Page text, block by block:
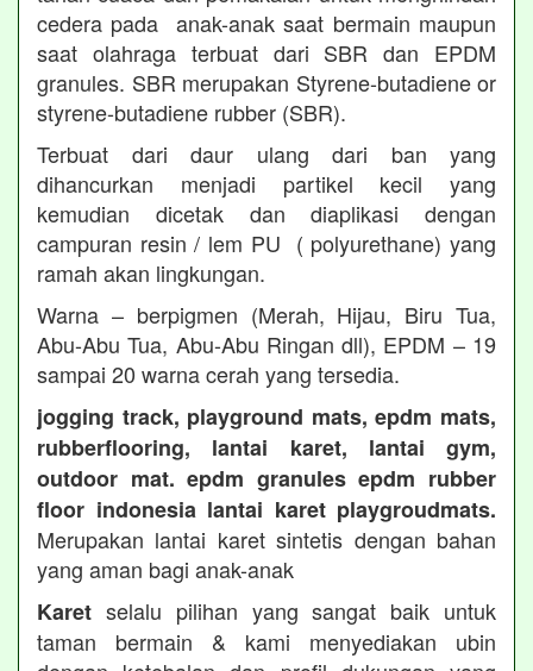
cedera pada anak-anak saat bermain maupun
saat olahraga terbuat dari SBR dan EPDM
granules. SBR merupakan Styrene-butadiene or
styrene-butadiene rubber (SBR).
Terbuat dari daur ulang dari ban yang
dihancurkan menjadi partikel kecil yang
kemudian dicetak dan diaplikasi dengan
campuran resin / lem PU ( polyurethane) yang
ramah akan lingkungan.
Warna – berpigmen (Merah, Hijau, Biru Tua,
Abu-Abu Tua, Abu-Abu Ringan dll), EPDM – 19
sampai 20 warna cerah yang tersedia.
jogging track, playground mats, epdm mats,
rubberflooring, lantai karet, lantai gym,
outdoor mat. epdm granules epdm rubber
floor indonesia lantai karet playgroudmats.
Merupakan lantai karet sintetis dengan bahan
yang aman bagi anak-anak
Karet selalu pilihan yang sangat baik untuk
taman bermain & kami menyediakan ubin